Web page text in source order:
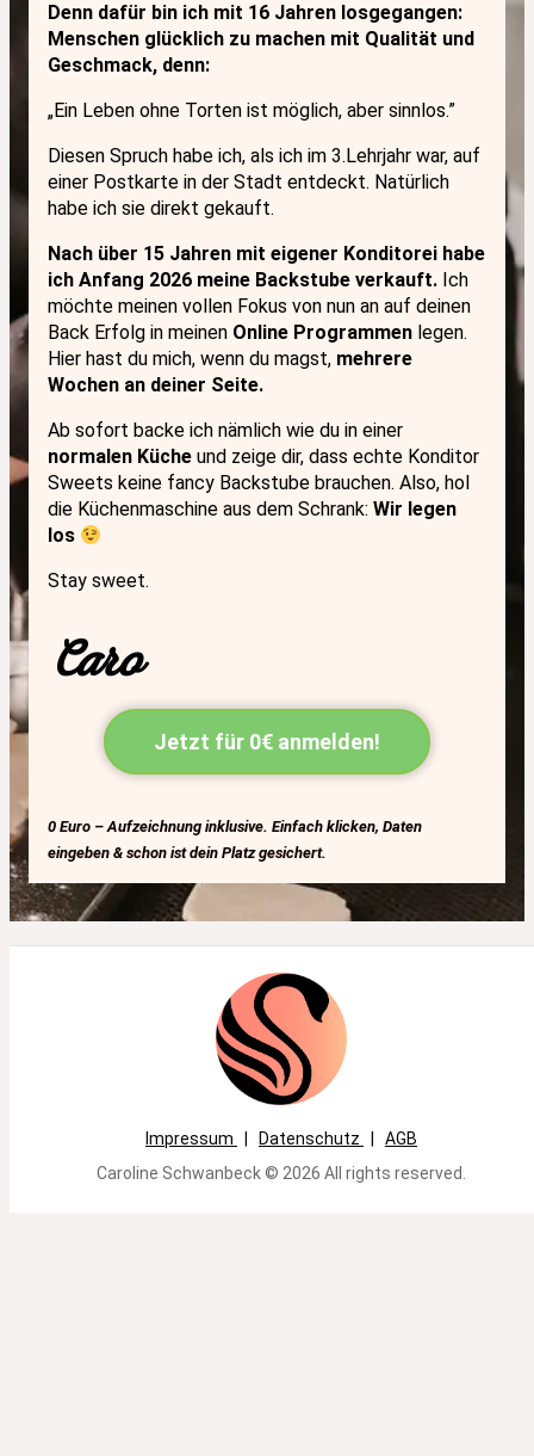
Denn dafür bin ich mit 16 Jahren losgegangen:
Menschen glücklich zu machen mit Qualität und
Geschmack, denn:
„Ein Leben ohne Torten ist möglich, aber sinnlos.”
Diesen Spruch habe ich, als ich im 3.Lehrjahr war, auf
einer Postkarte in der Stadt entdeckt. Natürlich
habe ich sie direkt gekauft.
Nach über 15 Jahren mit eigener Konditorei habe
ich Anfang 2026 meine Backstube verkauft. Ich
möchte meinen vollen Fokus von nun an auf deinen
Back Erfolg in meinen Online Programmen legen.
Hier hast du mich, wenn du magst, mehrere
Wochen an deiner Seite.
Ab sofort backe ich nämlich wie du in einer
normalen Küche und zeige dir, dass echte Konditor
Sweets keine fancy Backstube brauchen. Also, hol
die Küchenmaschine aus dem Schrank: Wir legen
los
Stay sweet.
Caro
Jetzt für 0€ anmelden!
0 Euro – Aufzeichnung inklusive. Einfach klicken, Daten
eingeben & schon ist dein Platz gesichert.
Impressum Datenschutz
AGB
Caroline Schwanbeck © 2026 All rights reserved.